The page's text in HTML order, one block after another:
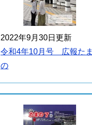
2022年9月30日更新
令和4年10月号 広報たま
の